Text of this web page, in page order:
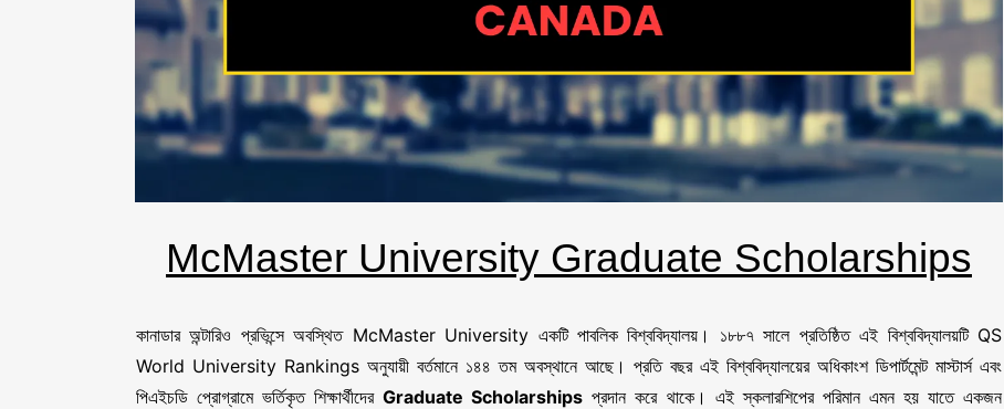
McMaster University Graduate Scholarships
কানাডার অন্টারিও প্রভিন্সে অবস্থিত McMaster University একটি পাবলিক বিশ্ববিদ্যালয়। ১৮৮৭ সালে প্রতিষ্ঠিত এই বিশ্ববিদ্যালয়টি QS
World University Rankings অনুযায়ী বর্তমানে ১৪৪ তম অবস্থানে আছে। প্রতি বছর এই বিশ্ববিদ্যালয়ের অধিকাংশ ডিপার্টমেন্ট মাস্টার্স এবং
পিএইচডি প্রোগ্রামে ভর্তিকৃত শিক্ষার্থীদেরGraduate Scholarships প্রদান করে থাকে। এই স্কলারশিপের পরিমান এমন হয় যাতে একজন